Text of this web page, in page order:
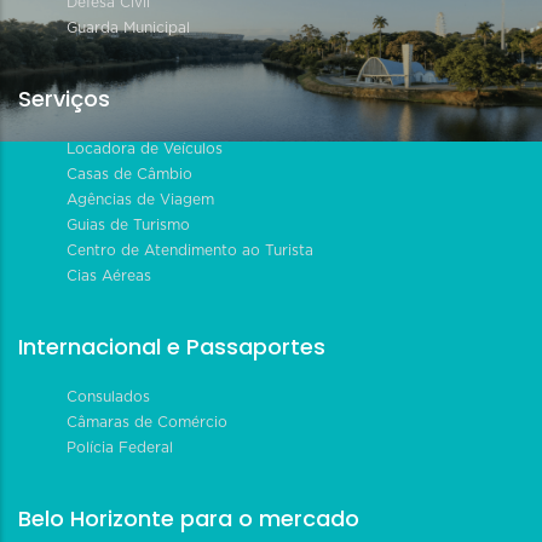
Guarda Municipal
Serviços
Locadora de Veículos
Casas de Câmbio
Agências de Viagem
Guias de Turismo
Centro de Atendimento ao Turista
Cias Aéreas
Internacional e Passaportes
Consulados
Câmaras de Comércio
Polícia Federal
Belo Horizonte para o mercado